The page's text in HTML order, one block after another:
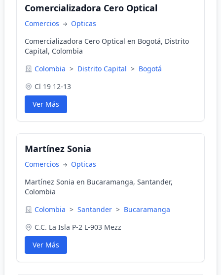
Comercializadora Cero Optical
Comercios
Opticas
Comercializadora Cero Optical en Bogotá, Distrito
Capital, Colombia
Colombia > Distrito Capital > Bogotá
Cl 19 12-13
Ver Más
Martínez Sonia
Comercios
Opticas
Martínez Sonia en Bucaramanga, Santander,
Colombia
Colombia > Santander > Bucaramanga
C.C. La Isla P-2 L-903 Mezz
Ver Más